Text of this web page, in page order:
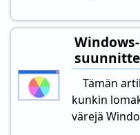
Tämän
kunkin
värejä